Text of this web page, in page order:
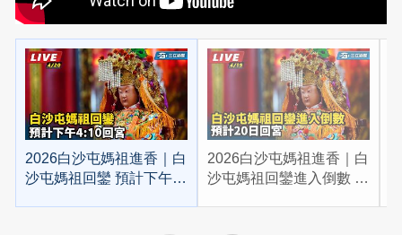
2026白沙屯媽祖進香｜白
沙屯媽祖回鑾 預計下午
2026白沙屯媽祖進香｜白
沙屯媽祖回鑾進入倒數 預